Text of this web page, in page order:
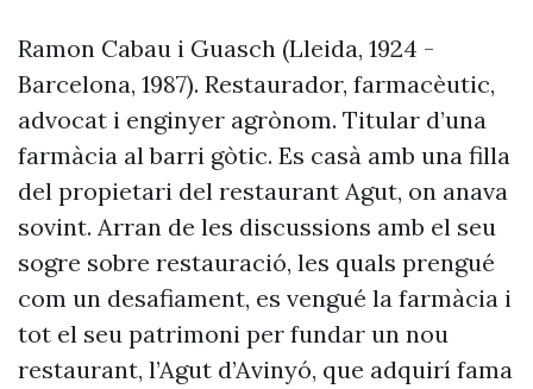
Ramon Cabau i Guasch (Lleida, 1924 -
Barcelona, 1987). Restaurador, farmacèutic,
advocat i enginyer agrònom. Titular d’una
farmàcia al barri gòtic. Es casà amb una filla
del propietari del restaurant Agut, on anava
sovint. Arran de les discussions amb el seu
sogre sobre restauració, les quals prengué
com un desafiament, es vengué la farmàcia i
tot el seu patrimoni per fundar un nou
restaurant, l’Agut d’Avinyó, que adquirí fama